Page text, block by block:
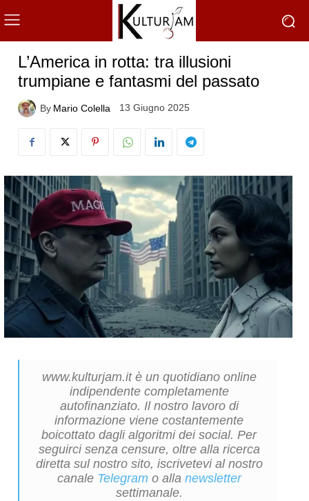
L’America in rotta: tra illusioni
trumpiane e fantasmi del passato
By Mario Colella 13 Giugno 2025
www.kulturjam.it è un quotidiano online
indipendente completamente
autofinanziato. Il nostro lavoro di
informazione viene costantemente
boicottato dagli algoritmi dei social. Per
seguirci senza censure, oltre alla ricerca
diretta sul nostro sito, iscrivetevi al nostro
canale Telegram o alla newsletter
settimanale.